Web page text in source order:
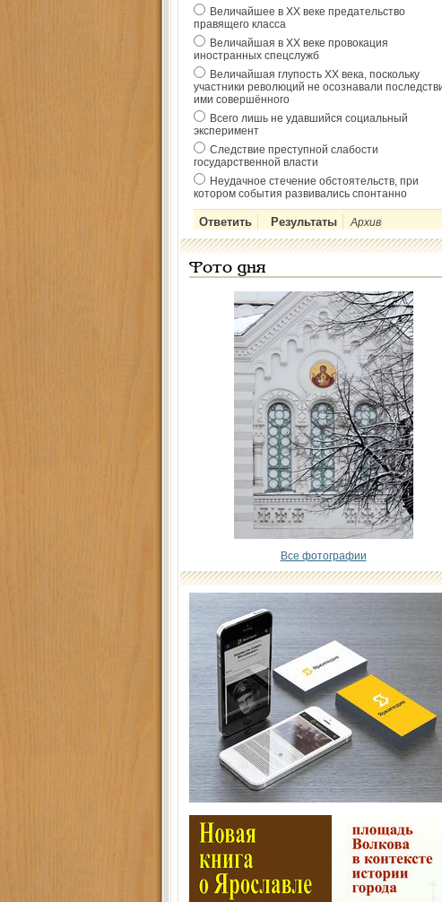
Величайшее в ХХ веке предательство
правящего класса
Величайшая в ХХ веке провокация
иностранных спецслужб
Величайшая глупость ХХ века, поскольку
участники революций не осознавали
ими совершённого
Всего лишь не удавшийся социальный
эксперимент
Следствие преступной слабости
государственной власти
Неудачное стечение обстоятельств, при
котором события развивались спонтанно
Архив
Фото дня
Все фотографии